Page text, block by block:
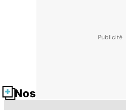
Nos fiches santé